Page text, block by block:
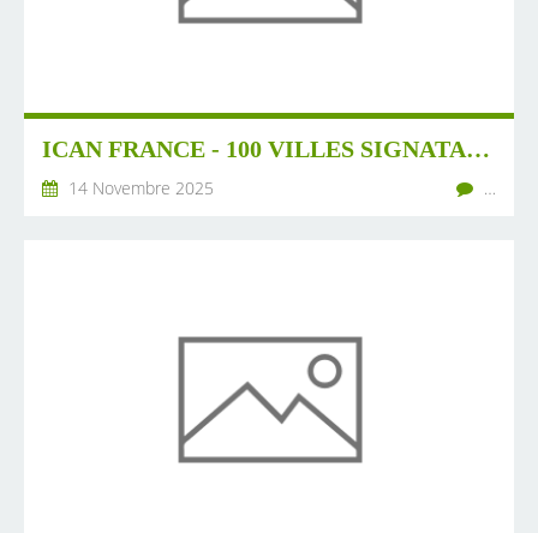
ICAN FRANCE - 100 VILLES SIGNATAIRES DE L'APPEL DES VILLES
14 Novembre 2025 …